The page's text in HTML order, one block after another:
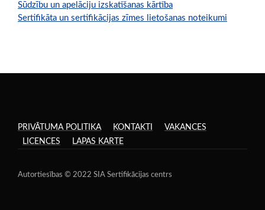
Sūdzību un apelāciju izskatīšanas kārtība
Sertifikāta un sertifikācijas zīmes lietošanas noteikumi
PRIVĀTUMA POLITIKA KONTAKTI
VAKANCES
LICENCES
LAPAS KARTE
Autortiesības © 2022 SIA Sertifikācijas centrs